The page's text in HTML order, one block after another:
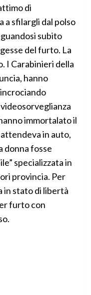
di
a sfilargli dal polso
subito
del furto. La
I Carabinieri della
hanno
immortalato il
in auto,
donna fosse
specializzata in
provincia. Per
in stato di libertà
furto con